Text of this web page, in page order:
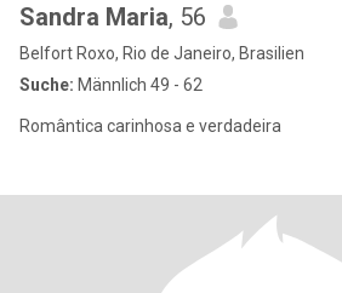
Sandra Maria, 56
Belfort Roxo, Rio de Janeiro, Brasilien
Suche: Männlich 49 - 62
Romântica carinhosa e verdadeira